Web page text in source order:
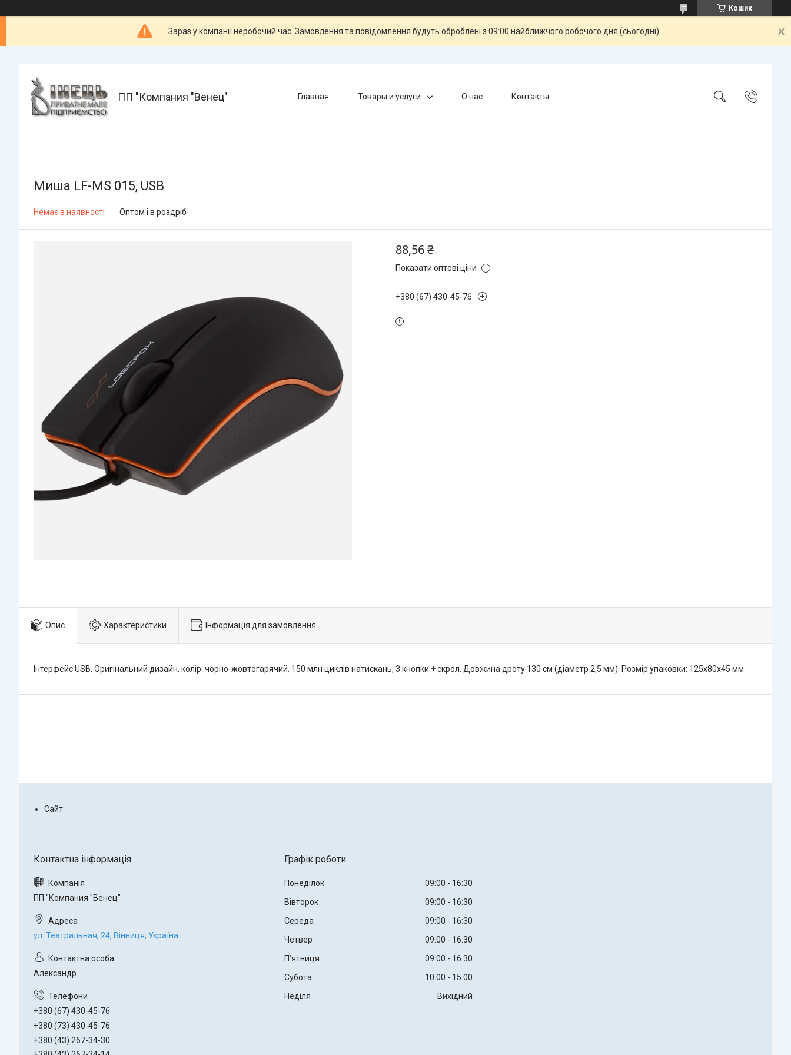
Кошик
Зараз у компанії неробочий час. Замовлення та повідомлення будуть оброблені з 09:00 найближчого робочого дня (сьогодні).
ПП "Компания "Венец" Главная Товары и услуги О нас Контакты
Миша LF-MS 015, USB
Немає в наявності Оптом і в роздріб
88,56 ₴
Показати оптові ціни
+380 (67) 430-45-76
Опис Характеристики Інформація для замовлення
Інтерфейс USB. Оригінальний дизайн, колір: чорно-жовтогарячий. 150 млн циклів натискань, 3 кнопки + скрол. Довжина дроту 130 см (діаметр 2,5 мм). Розмір упаковки: 125х80х45 мм.
Сайт
ПП "Компания "Венец"
ул. Театральная, 24, Вінниця, Україна
Александр
+380 (67) 430-45-76
+380 (73) 430-45-76
+380 (43) 267-34-30
Графік роботи
Понеділок 09:00
16:30
Вівторок
09:00
16:30
Середа
09:00
16:30
Четвер
09:00
16:30
Пʼятниця
09:00
16:30
Субота
10:00
15:00
Неділя
Вихідний